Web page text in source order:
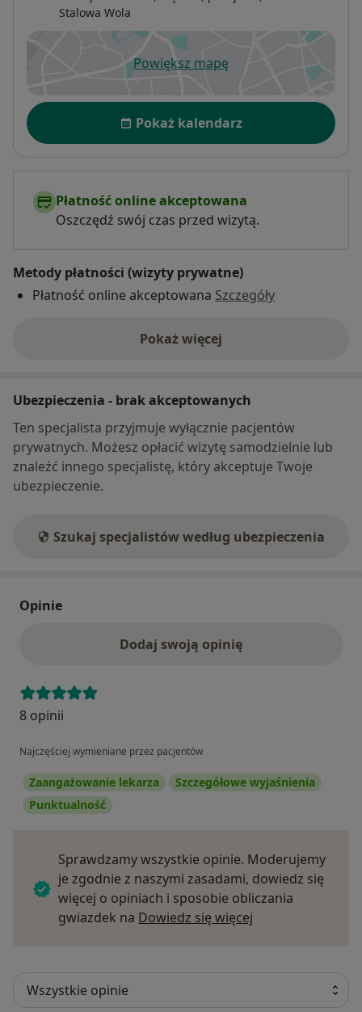
Stalowa Wola
Powiększ mapęotwiera się w nowej karcie
Dostępność
Pokaż kalendarz
Płatność online akceptowana
Oszczędź swój czas przed wizytą.
Metody płatności (wizyty prywatne)
Płatność online akceptowana Szczegóły
Pokaż więcej
o adresie
Ubezpieczenia - brak akceptowanych
Ten specjalista przyjmuje wyłącznie pacjentów
prywatnych. Możesz opłacić wizytę samodzielnie lub
znaleźć innego specjalistę, który akceptuje Twoje
ubezpieczenie.
Szukaj specjalistów według ubezpieczenia
Opinie
Dodaj swoją opinię
8 opinii
Najczęściej wymieniane przez pacjentów
Zaangażowanie lekarza
Szczegółowe wyjaśnienia
Punktualność
Sprawdzamy wszystkie opinie. Moderujemy
je zgodnie z naszymi zasadami, dowiedz się
więcej o opiniach i sposobie obliczania
gwiazdek na Dowiedz się więcej